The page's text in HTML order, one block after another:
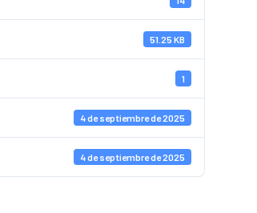
51.25 KB
1
4 de septiembre de 2025
4 de septiembre de 2025